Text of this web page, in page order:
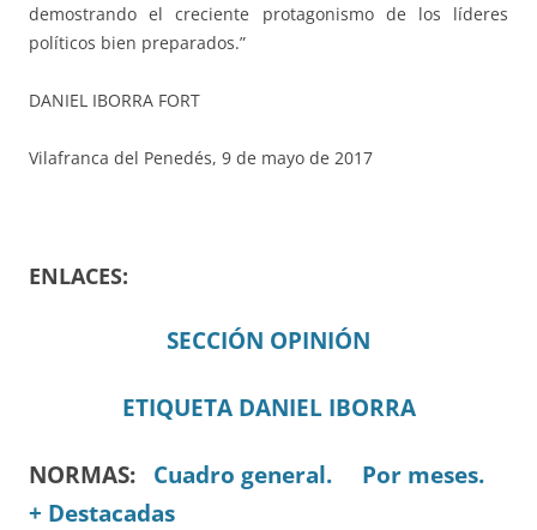
demostrando el creciente protagonismo de los líderes
políticos bien preparados.”
DANIEL IBORRA FORT
Vilafranca del Penedés, 9 de mayo de 2017
ENLACES:
SECCIÓN OPINIÓN
ETIQUETA DANIEL IBORRA
NORMAS: Cuadro general.
Por meses.
+ Destacadas